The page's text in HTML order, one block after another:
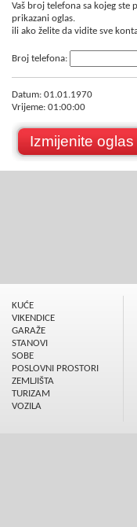
Vaš broj telefona sa kojeg
prikazani oglas.
ili ako želite da vidite sve
Broj telefona:
Datum: 01.01.1970
Vrijeme: 01:00:00
Izmijenite oglas
KUĆE
VIKENDICE
GARAŽE
STANOVI
SOBE
POSLOVNI PROSTORI
ZEMLJIŠTA
TURIZAM
VOZILA